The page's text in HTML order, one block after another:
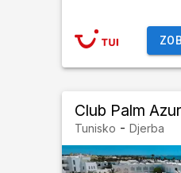
Club Palm Azur
Tunisko - Djerba